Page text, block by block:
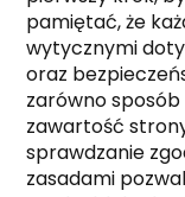
pamiętać, że
wytycznymi
oraz
zarówno
zawartość
sprawdzanie
zasadami